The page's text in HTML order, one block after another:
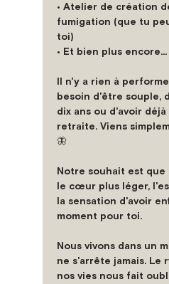
• Atelier de création
fumigation (que tu
toi)
• Et bien plus encore...
Il n'y a rien à
besoin d'être souple,
dix ans ou d'avoir
retraite. Viens
🦋
Notre souhait est
le cœur plus léger,
la sensation d'avoir
moment pour toi.
Nous vivons dans un
ne s'arrête jamais. Le
nos vies nous fait